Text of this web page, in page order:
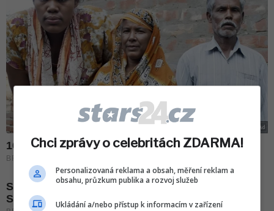
Chci zprávy o celebritách ZDARMA!
Personalizovaná reklama a obsah, měření reklam a
obsahu, průzkum publika a rozvoj služeb
Ukládání a/nebo přístup k informacím v zařízení